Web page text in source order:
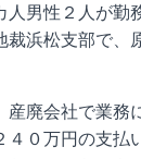
男性２人が勤
浜松支部で
廃会社で業務
０万円の支